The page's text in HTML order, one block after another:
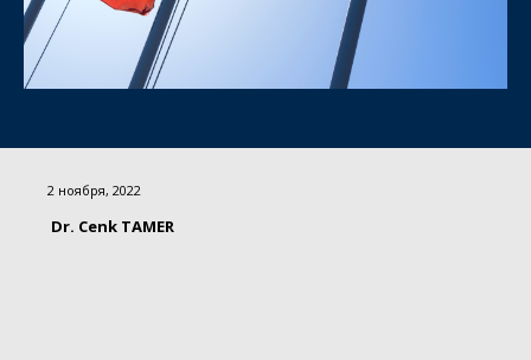
2 ноября, 2022
Dr. Cenk TAMER